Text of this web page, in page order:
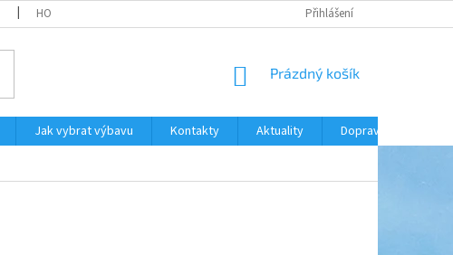
HODNOCENÍ OBCHODU Přihlášení
NÁKUPNÍ
Prázdný košík
Jak vybrat výbavu Kontakty Aktuality
Doprava a platba